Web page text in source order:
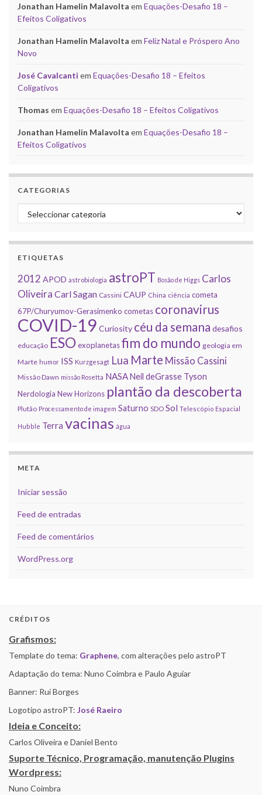
Jonathan Hamelin Malavolta em Equações-Desafio 18 –
Efeitos Coligativos
Jonathan Hamelin Malavolta em Feliz Natal e Próspero Ano
Novo
José Cavalcanti em Equações-Desafio 18 – Efeitos
Coligativos
Thomas em Equações-Desafio 18 – Efeitos Coligativos
Jonathan Hamelin Malavolta em Equações-Desafio 18 –
Efeitos Coligativos
CATEGORIAS
Categorias
ETIQUETAS
2012 APOD astrobiologia astroPT Bosão de Higgs Carlos
Oliveira Carl Sagan Cassini CAUP China ciência cometa
67P/Churyumov-Gerasimenko cometas coronavirus
COVID-19 Curiosity céu da semana desafios
educação ESOexoplanetasfim do mundo geologia em
Marte humor ISS Kurzgesagt Lua Marte Missão Cassini
Missão Dawn missão Rosetta NASANeil deGrasse Tyson
Nerdologia New Horizons plantão da descoberta
Plutão Processamento de imagem Saturno SDO Sol Telescópio Espacial
Hubble Terra vacinas água
META
Iniciar sessão
Feed de entradas
Feed de comentários
WordPress.org
CRÉDITOS
Grafismos:
Template do tema: Graphene, com alterações pelo astroPT
Adaptação do tema: Nuno Coimbra e Paulo Aguiar
Banner: Rui Borges
Logotipo astroPT: José Raeiro
Ideia e Conceito:
Carlos Oliveira e Daniel Bento
Suporte Técnico, Programação, manutenção Plugins
Wordpress:
Nuno Coimbra